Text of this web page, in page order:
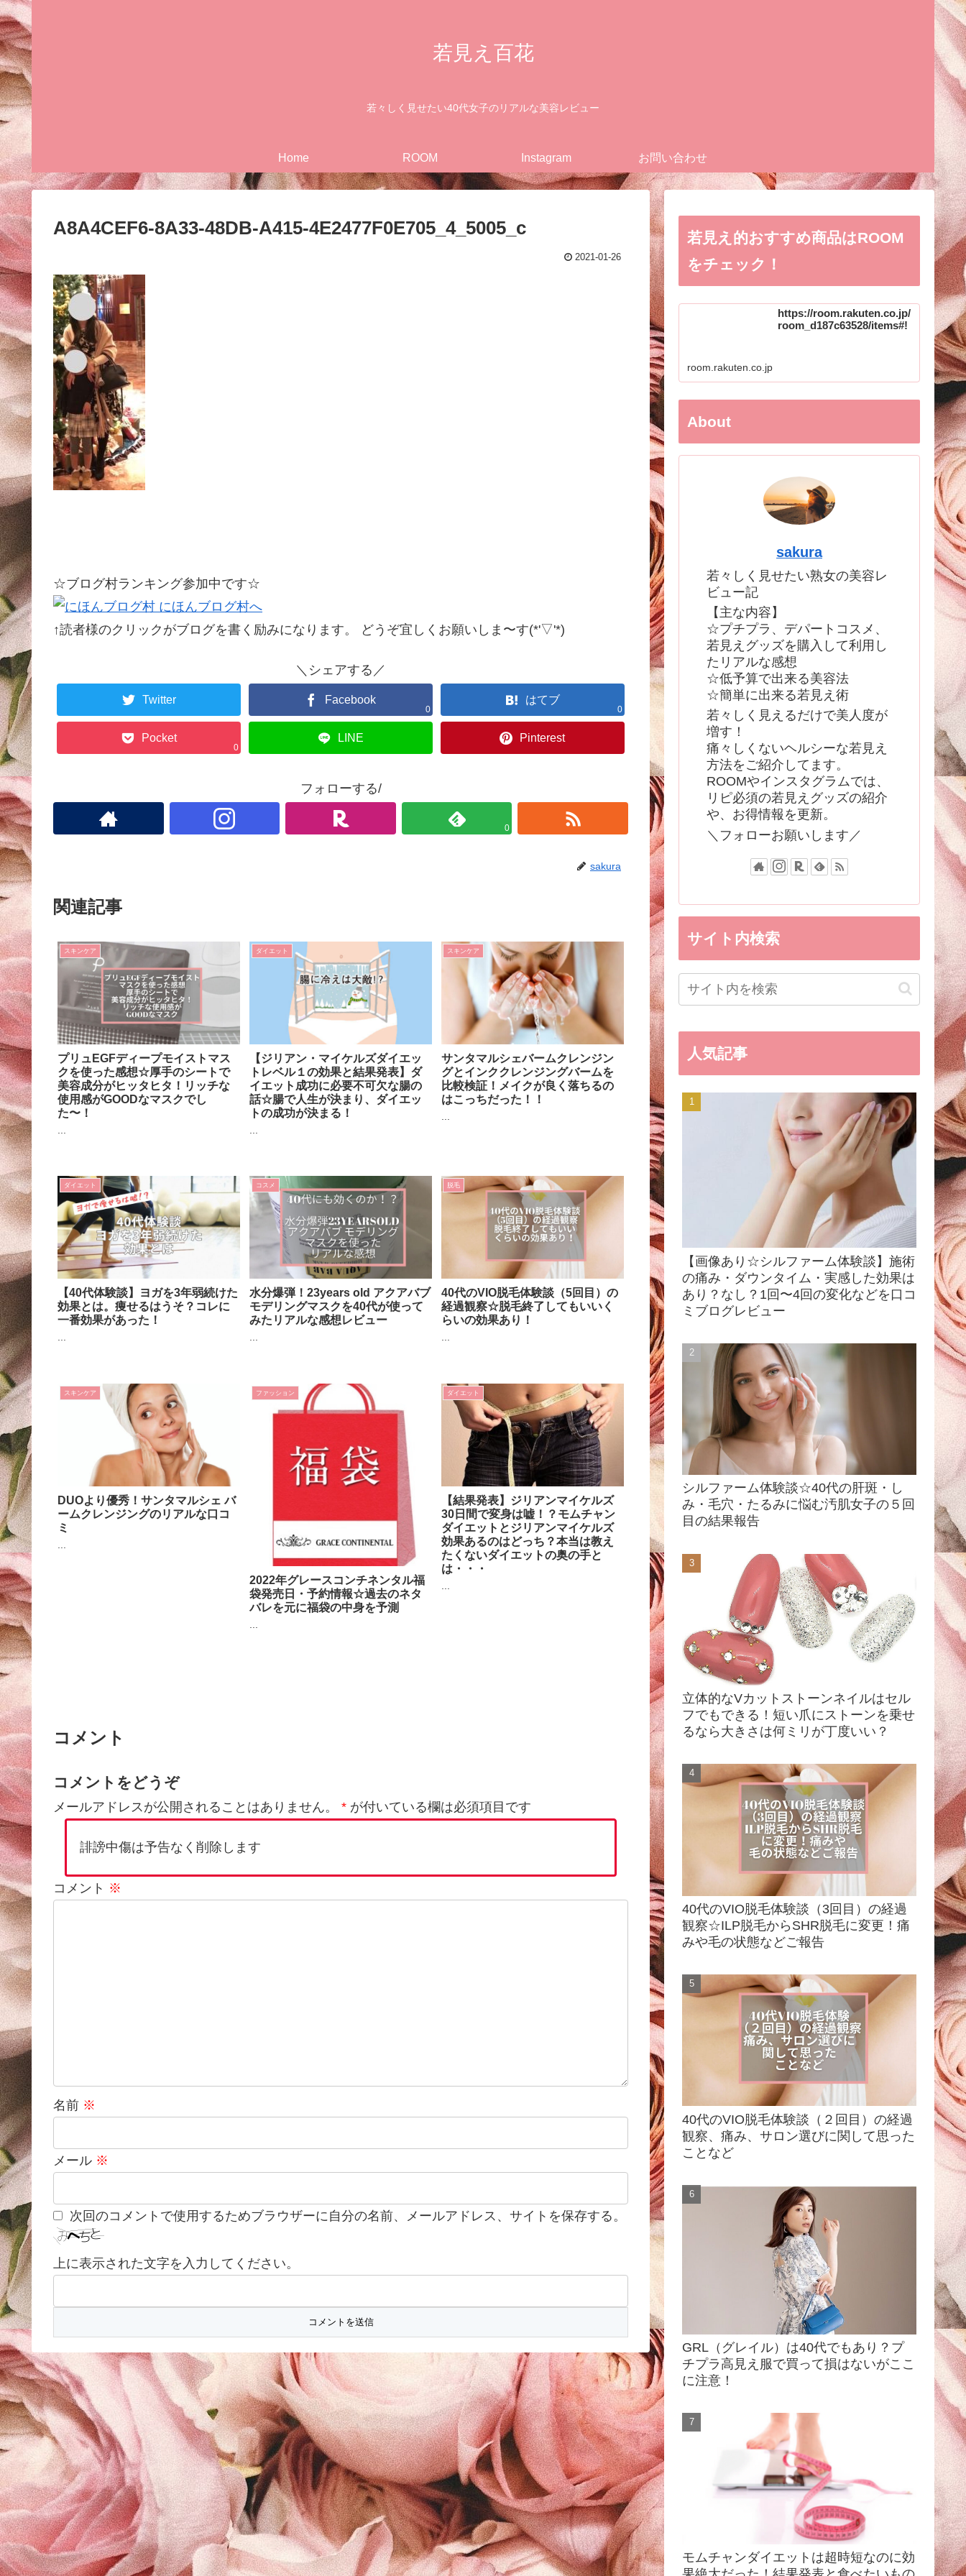
若見え百花
若々しく見せたい40代女子のリアルな美容レビュー
Home ROOM Instagram お問い合わせ
A8A4CEF6-8A33-48DB-A415-4E2477F0E705_4_5005_c
2021-01-26
☆ブログ村ランキング参加中です☆
↑読者様のクリックがブログを書く励みになります。 どうぞ宜しくお願いしま〜す(*'▽'*)
＼シェアする／
Twitter Facebook
0
はてブ
0
Pocket
0
LINE Pinterest
フォローする/
0
sakura
関連記事
スキンケア
プリュEGFディープモイストマス
クを使った感想☆厚手のシートで
美容成分がヒッタヒタ！リッチな
使用感がGOODなマスクでし
た〜！
ダイエット
【ジリアン・マイケルズダイエッ
トレベル１の効果と結果発表】ダ
イエット成功に必要不可欠な腸の
話☆腸で人生が決まり、ダイエッ
トの成功が決まる！
スキンケア
サンタマルシェバームクレンジン
グとインククレンジングバームを
比較検証！メイクが良く落ちるの
はこっちだった！！
ダイエット
【40代体験談】ヨガを3年弱続けた
効果とは。痩せるはうそ？コレに
一番効果があった！
...
コスメ
水分爆弾！23years old アクアバブ
モデリングマスクを40代が使って
みたリアルな感想レビュー
...
脱毛
40代のVIO脱毛体験談（5回目）の
経過観察☆脱毛終了してもいいく
らいの効果あり！
...
スキンケア
DUOより優秀！サンタマルシェ バ
ームクレンジングのリアルな口コ
ミ
ファッション
2022年グレースコンチネンタル福
袋発売日・予約情報☆過去のネタ
バレを元に福袋の中身を予測
ダイエット
【結果発表】ジリアンマイケルズ
30日間で変身は嘘！？モムチャン
ダイエットとジリアンマイケルズ
効果あるのはどっち？本当は教え
たくないダイエットの奥の手と
は・・・
コメント
コメントをどうぞ
メールアドレスが公開されることはありません。 * が付いている欄は必須項目です
誹謗中傷は予告なく削除します
コメント ※
名前 ※
メール ※
次回のコメントで使用するためブラウザーに自分の名前、メールアドレス、サイトを保存する。
上に表示された文字を入力してください。
若見え的おすすめ商品はROOM
をチェック！
https://room.rakuten.co.jp/
room_d187c63528/items#!
room.rakuten.co.jp
About
sakura
若々しく見せたい熟女の美容レ
ビュー記
【主な内容】
☆プチプラ、デパートコスメ、
若見えグッズを購入して利用し
たリアルな感想
☆低予算で出来る美容法
☆簡単に出来る若見え術
若々しく見えるだけで美人度が
増す！
痛々しくないヘルシーな若見え
方法をご紹介してます。
ROOMやインスタグラムでは、
リピ必須の若見えグッズの紹介
や、お得情報を更新。
＼フォローお願いします／
サイト内検索
人気記事
【画像あり☆シルファーム体験談】施術
の痛み・ダウンタイム・実感した効果は
あり？なし？1回〜4回の変化などを口コ
ミブログレビュー
シルファーム体験談☆40代の肝斑・し
み・毛穴・たるみに悩む汚肌女子の５回
目の結果報告
立体的なVカットストーンネイルはセル
フでもできる！短い爪にストーンを乗せ
るなら大きさは何ミリが丁度いい？
40代のVIO脱毛体験談（3回目）の経過
観察☆ILP脱毛からSHR脱毛に変更！痛
みや毛の状態などご報告
40代のVIO脱毛体験談（２回目）の経過
観察、痛み、サロン選びに関して思った
ことなど
GRL（グレイル）は40代でもあり？プ
チプラ高見え服で買って損はないがここ
に注意！
モムチャンダイエットは超時短なのに効